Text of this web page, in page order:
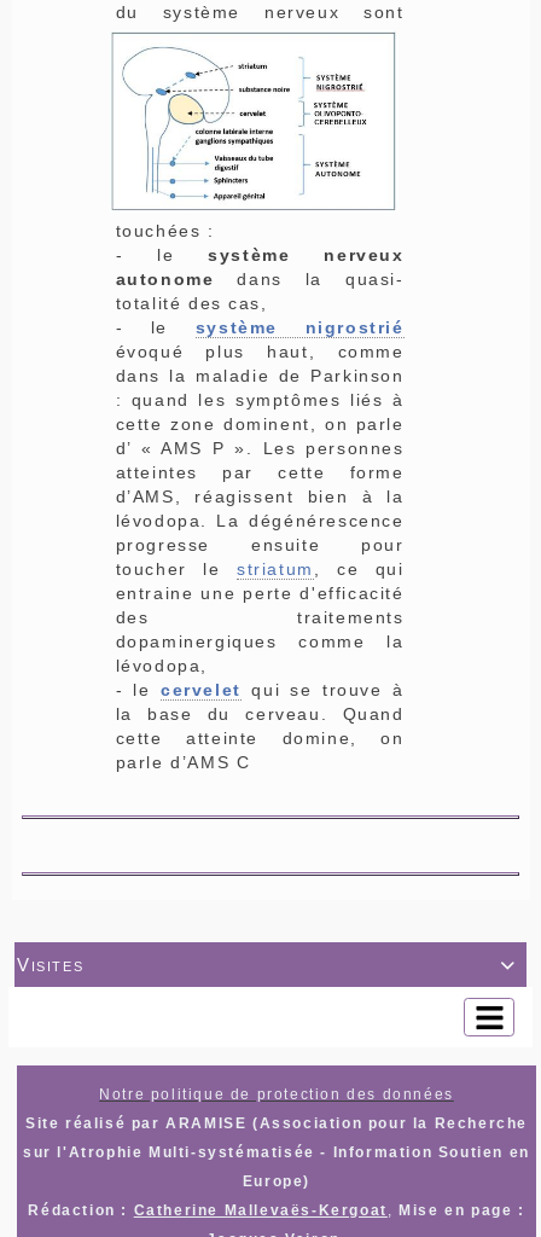
du système nerveux sont
touchées :
- lesystème nerveux
autonome dans la quasi-
totalité des cas,
- le système nigrostrié
évoqué plus haut, comme
dans la maladie de Parkinson
: quand les symptômes liés à
cette zone dominent, on parle
d’ « AMS P ». Les personnes
atteintes par cette forme
d’AMS, réagissent bien à la
lévodopa. La dégénérescence
progresse ensuite pour
toucher lestriatum , ce qui
entraine une perte d'efficacité
des traitements
dopaminergiques comme la
lévodopa,
- lecervelet
qui se trouve à
la base du cerveau. Quand
cette atteinte domine, on
parle d’AMS C

Visites
Notre politique de protection des données
Site réalisé par ARAMISE (Association pour la Recherche
sur l'Atrophie Multi-systématisée - Information Soutien en
Europe)
Rédaction : Catherine Mallevaës-Kergoat , Mise en page :